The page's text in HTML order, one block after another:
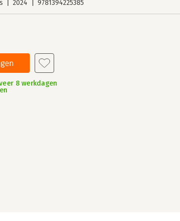
2024 9781394225385
8 werkdagen